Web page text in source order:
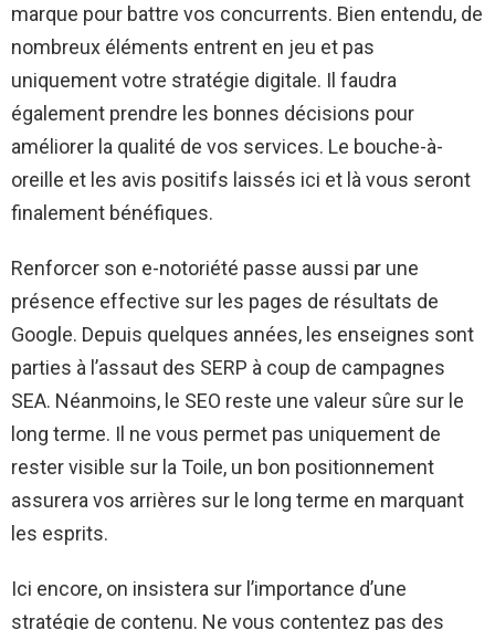
marque pour battre vos concurrents. Bien entendu, de
nombreux éléments entrent en jeu et pas
uniquement votre stratégie digitale. Il faudra
également prendre les bonnes décisions pour
améliorer la qualité de vos services. Le bouche-à-
oreille et les avis positifs laissés ici et là vous seront
finalement bénéfiques.
Renforcer son e-notoriété passe aussi par une
présence effective sur les pages de résultats de
Google. Depuis quelques années, les enseignes sont
parties à l’assaut des SERP à coup de campagnes
SEA. Néanmoins, le SEO reste une valeur sûre sur le
long terme. Il ne vous permet pas uniquement de
rester visible sur la Toile, un bon positionnement
assurera vos arrières sur le long terme en marquant
les esprits.
Ici encore, on insistera sur l’importance d’une
stratégie de contenu. Ne vous contentez pas des